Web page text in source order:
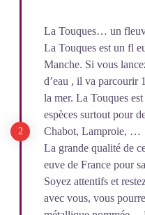
La Touques… un
La Touques est un fl
Manche. Si vous
d’eau , il va parcourir
la mer. La Touques
espèces surtout pour
Chabot, Lamproie, …
La grande qualité de
euve de France pour
Soyez attentifs et
avec vous, vous